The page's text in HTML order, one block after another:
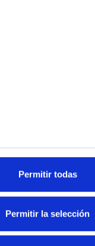
Permitir todas
Permitir la selección
(EM.